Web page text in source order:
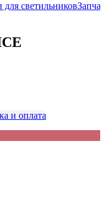
для светильников
и оплата